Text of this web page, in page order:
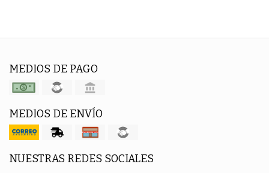
MEDIOS DE PAGO
MEDIOS DE ENVÍO
NUESTRAS REDES SOCIALES